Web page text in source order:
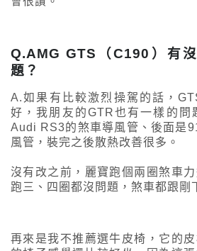
Q.AMG GTS（C190）有
題？
A.如果有比較激烈操駕的話，
好，我朋友的GTR也有一樣的問
Audi RS3的煞車導風管、後面是
風管，裝完之後散熱改善很多。
沒有改之前，麗寶跑個兩圈煞車
跑三、四圈都沒問題，煞車都跟剛
再來是我不推薦選牛皮椅，它的